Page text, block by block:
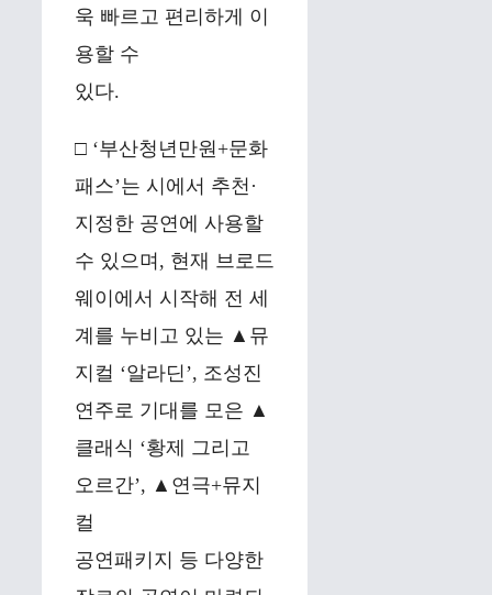
욱 빠르고 편리하게 이
용할 수
있다.
□ ‘부산청년만원+문화
패스’는 시에서 추천·
지정한 공연에 사용할
수 있으며, 현재 브로드
웨이에서 시작해 전 세
계를 누비고 있는 ▲뮤
지컬 ‘알라딘’, 조성진
연주로 기대를 모은 ▲
클래식 ‘황제 그리고
오르간’, ▲연극+뮤지
컬
공연패키지 등 다양한